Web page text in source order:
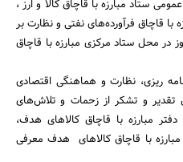
ستاد مبارزه با قاچاق کالا و ارز ،
با قاچاق فرآورده‌های نفتی و نظارت بر
محل ستاد مرکزی مبارزه با قاچاق
ریزی، نظارت و هماهنگی اقتصادی
تقدیر و تشکر از زحمات و تلاش‌های
مبارزه با قاچاق کالاهای هدف،
با قاچاق کالاهای هدف معرفی